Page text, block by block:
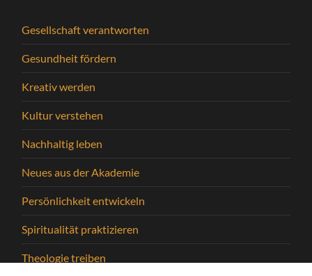
Gesellschaft verantworten
Gesundheit fördern
Kreativ werden
Kultur verstehen
Nachhaltig leben
Neues aus der Akademie
Persönlichkeit entwickeln
Spiritualität praktizieren
Theologie treiben